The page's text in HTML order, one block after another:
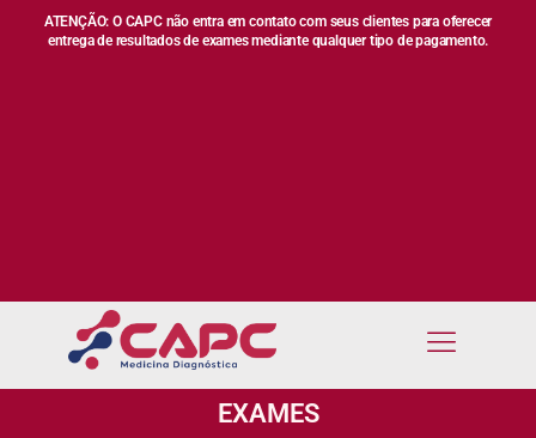
ATENÇÃO: O CAPC não entra em contato com seus clientes para oferecer
entrega de resultados de exames mediante qualquer tipo de pagamento.
EXAMES